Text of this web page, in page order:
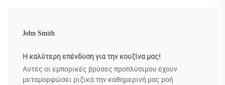
John Smith
Η καλύτερη επένδυση για την κουζίνα μας!
Αυτές οι εμπορικές βρύσες προπλύσιμου έχουν
μεταμορφώσει ριζικά την καθημερινή μας ροή